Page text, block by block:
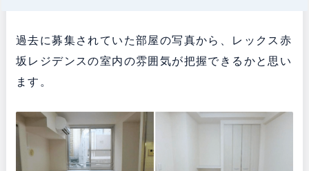
過去に募集されていた部屋の写真から、レックス赤
坂レジデンスの室内の雰囲気が把握できるかと思い
ます。